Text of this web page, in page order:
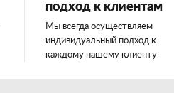
подход к клиентам
Мы всегда осуществляем
индивидуальный подход к
каждому нашему клиенту